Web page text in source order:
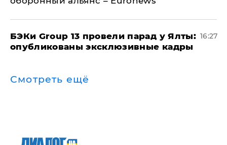
​БЭКи Group 13 провели парад у Ялты:
опубликованы эксклюзивные кадры
16:27
Смотреть ещё